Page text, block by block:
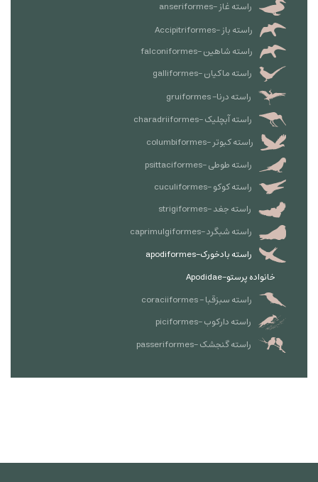
راسته غاز -anseriformes
راسته باز -Accipitriformes
راسته شاهین -falconiformes
راسته ماکیان -galliformes
راسته درنا- gruiformes
راسته آبچلیک -charadriiformes
راسته کبوتر -columbiformes
راسته طوطی -psittaciformes
راسته کوکو -cuculiformes
راسته جغد -strigiformes
راسته شبگرد -caprimulgiformes
راسته بادخورک-apodiformes
خانواده پرستو-Apodidae
راسته سبزقبا - coraciiformes
راسته دارکوب -piciformes
راسته گنجشک -passeriformes